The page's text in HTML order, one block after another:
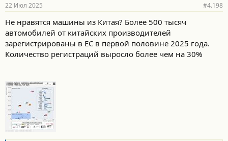
н
с
т
и
22 Июл 2025 #4.198
Не нравятся машины из Китая? Более 500 тысяч
автомобилей от китайских производителей
зарегистрированы в ЕС в первой половине 2025 года.
Количество регистраций выросло более чем на 30%